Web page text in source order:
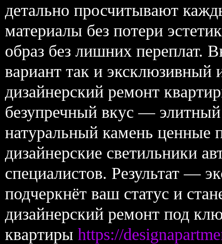
детально просчитывают
материалы без потери
образ без лишних переплат.
вариант так и эксклюзивный
дизайнерский ремонт
безупречный вкус —
натуральный камень ценные
дизайнерские светильники
специалистов. Результат —
подчеркнёт ваш статус и
дизайнерский ремонт под
квартиры https://